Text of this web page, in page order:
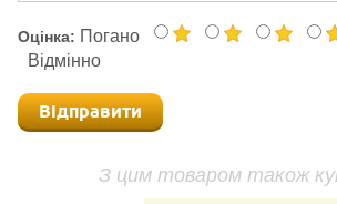
Оцінка: Погано
Відмінно
Відправити
З цим товаром також